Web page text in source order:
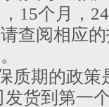
，15个月，
查阅相应
期的政策
发货到第一